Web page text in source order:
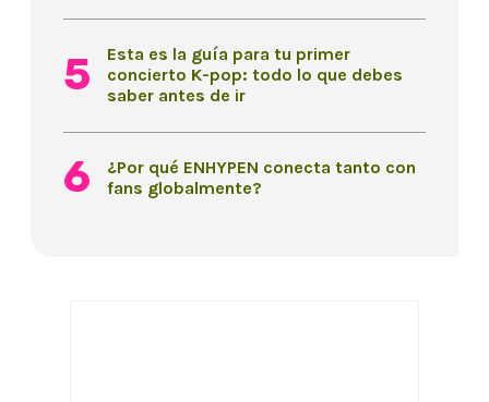
Esta es la guía para tu primer
concierto K-pop: todo lo que debes
saber antes de ir
¿Por qué ENHYPEN conecta tanto con
fans globalmente?